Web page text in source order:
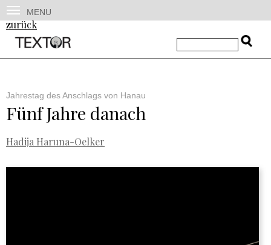
MENU
zurück
Jahrestag des Anschlags von Hanau
Fünf Jahre danach
Hadija Haruna-Oelker